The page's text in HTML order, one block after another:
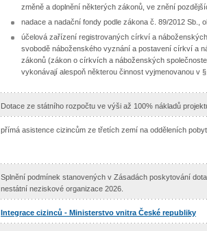
změně a doplnění některých zákonů, ve znění
nadace a nadační fondy podle zákona č. 89/2012
účelová zařízení registrovaných církví a
svobodě náboženského vyznání a postavení církví a
zákonů (zákon o církvích a náboženských
vykonávají alespoň některou činnost vyjmenovanou v
Dotace ze státního rozpočtu ve výši až 100% nákladů
přímá asistence cizincům ze třetích zemí na odděleních
Splnění podmínek stanovených v Zásadách poskytování
nestátní neziskové organizace 2026.
Integrace cizinců - Ministerstvo vnitra České republiky